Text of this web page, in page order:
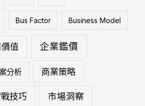
Bus Factor Business Model
值 企業鑑價
分析 商業策略
技巧 市場洞察